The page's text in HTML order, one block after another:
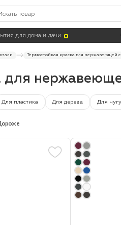
для дома и дачи
Термостойкая краска для нержавеющей
для
Для пластика Для дерева Для
Цвет